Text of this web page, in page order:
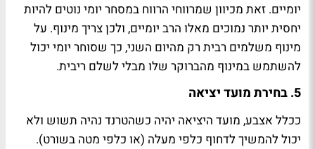
יומיים. זאת מכיוון שמרווחי הרווח במסחר יומי נוטים להיות
יחסית יותר נמוכים מאלו הרב יומיים, ולכן צריך מינוף. על
מינוף משלמים רבית רק מהיום השני, כך שסוחר יומי יכול
להשתמש במינוף מהברוקר שלו מבלי לשלם ריבית.
5. בחירת מועד יציאה
ככלל אצבע, מועד היציאה יהיה כשהטרנד נהיה תשוש ולא
יכול להמשיך לדחוף כלפי מעלה (או כלפי מטה בשורט).